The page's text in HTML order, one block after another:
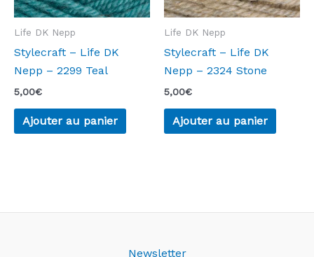
Life DK Nepp
Stylecraft – Life DK
Nepp – 2299 Teal
5,00€
Ajouter au panier
Life DK Nepp
Stylecraft – Life DK
Nepp – 2324 Stone
5,00€
Ajouter au panier
Newsletter